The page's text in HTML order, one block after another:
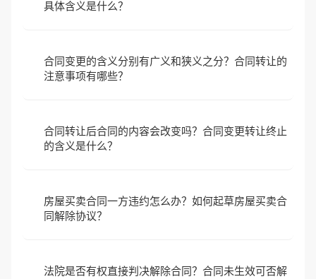
具体含义是什么？
合同变更的含义分别有广义和狭义之分？合同转让的
注意事项有哪些？
合同转让后合同的内容会改变吗？合同变更转让终止
的含义是什么？
房屋买卖合同一方违约怎么办？如何起草房屋买卖合
同解除协议？
法院是否有权直接判决解除合同？合同未生效可否解